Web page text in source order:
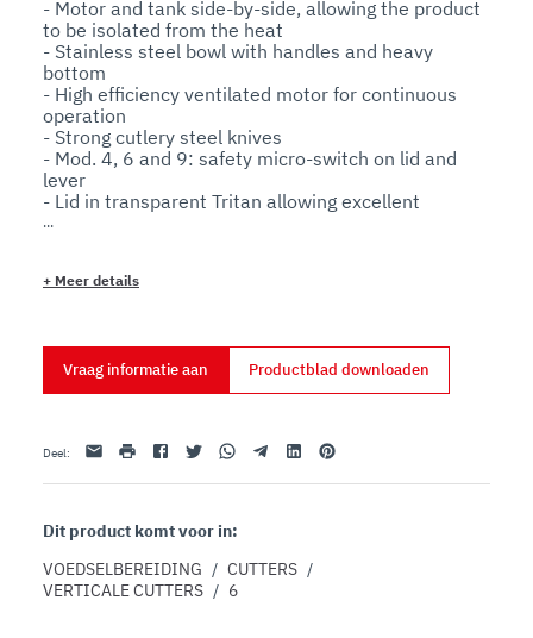
- Motor and tank side-by-side, allowing the product
to be isolated from the heat
- Stainless steel bowl with handles and heavy
bottom
- High efficiency ventilated motor for continuous
operation
- Strong cutlery steel knives
- Mod. 4, 6 and 9: safety micro-switch on lid and
lever
- Lid in transparent Tritan allowing excellent
visibility during processing
- Micro encoded on CE versions
Standard
- Fixed speed
- IP 67 stainless steel controls
- Speed control
- IP 67 stainless steel controls
VT:
- Variotronic: stabilised speed variator
- IP 67 stainless steel controls
- Internal scraper with spatula ensures the perfect
+ Meer details
Vraag informatie aan Productblad downloaden
Deel: E-mail afdrukkenFacebookTwitterWhatsappTelegramLinkedinPinterest
Dit product komt voor in:
VOEDSELBEREIDING / CUTTERS /
VERTICALE CUTTERS / 6